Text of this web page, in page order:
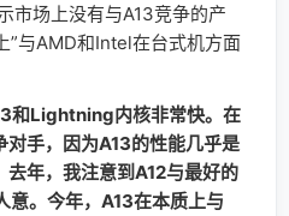
场上没有与A13竞争的产
”与AMD和Intel在台式机方面
Lightning内核非常快。在
手，因为A13的性能几乎是
年，我注意到A12与最好的
意。今年，A13在本质上与